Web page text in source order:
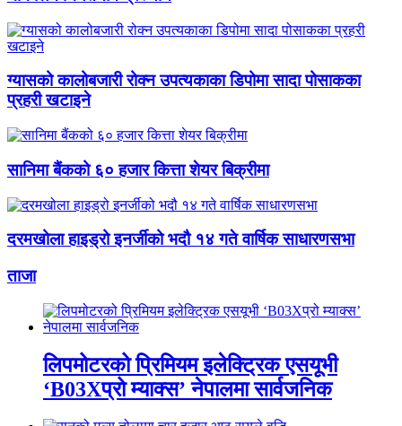
ग्यासको कालोबजारी रोक्न उपत्यकाका डिपोमा सादा पोसाकका
प्रहरी खटाइने
सानिमा बैंकको ६० हजार कित्ता शेयर बिक्रीमा
दरमखोला हाइड्रो इनर्जीको भदौ १४ गते वार्षिक साधारणसभा
ताजा
लिपमोटरको प्रिमियम इलेक्ट्रिक एसयूभी
‘B03Xप्रो म्याक्स’ नेपालमा सार्वजनिक